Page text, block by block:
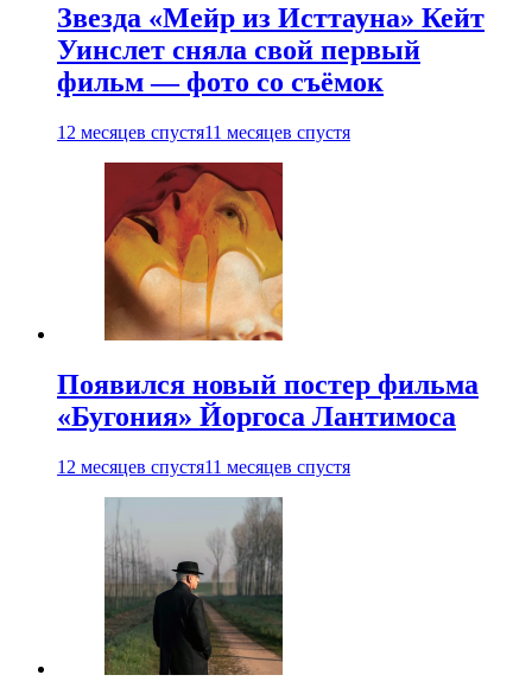
Звезда «Мейр из Исттауна» Кейт
Уинслет сняла свой первый
фильм — фото со съёмок
12 месяцев спустя11 месяцев спустя
Появился новый постер фильма
«Бугония» Йоргоса Лантимоса
12 месяцев спустя11 месяцев спустя